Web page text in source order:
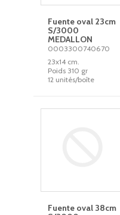
Fuente oval 23cm
S/3000
MEDALLON
0003300740670
23x14 cm.
Poids 310 gr
12 unités/boîte
Fuente oval 38cm